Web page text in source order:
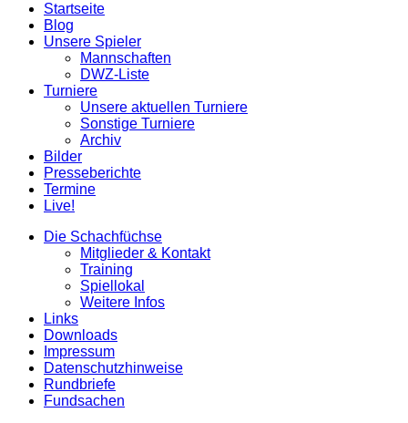
oben
scrollen
Startseite
Blog
Unsere Spieler
Mannschaften
DWZ-Liste
Turniere
Unsere aktuellen Turniere
Sonstige Turniere
Archiv
Bilder
Presseberichte
Termine
Live!
Die Schachfüchse
Mitglieder & Kontakt
Training
Spiellokal
Weitere Infos
Links
Downloads
Impressum
Datenschutzhinweise
Rundbriefe
Fundsachen